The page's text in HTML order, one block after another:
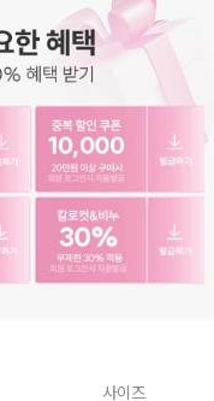
사이즈